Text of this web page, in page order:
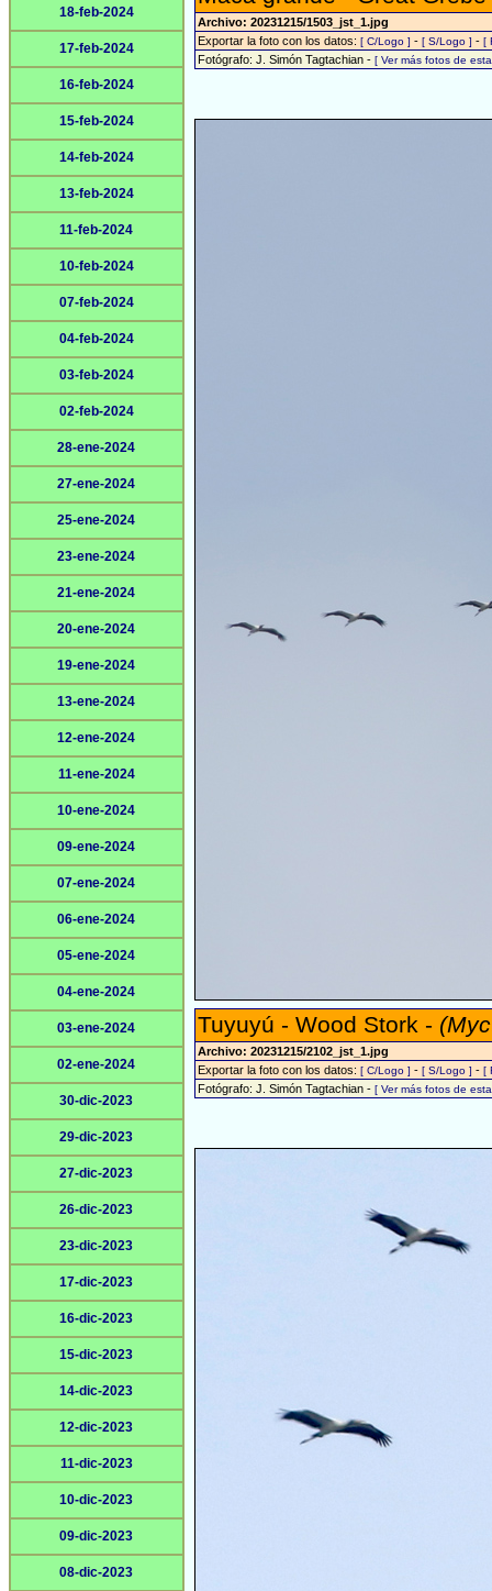
18-feb-2024
17-feb-2024
16-feb-2024
15-feb-2024
14-feb-2024
13-feb-2024
11-feb-2024
10-feb-2024
07-feb-2024
04-feb-2024
03-feb-2024
02-feb-2024
28-ene-2024
27-ene-2024
25-ene-2024
23-ene-2024
21-ene-2024
20-ene-2024
19-ene-2024
13-ene-2024
12-ene-2024
11-ene-2024
10-ene-2024
09-ene-2024
07-ene-2024
06-ene-2024
05-ene-2024
04-ene-2024
03-ene-2024
02-ene-2024
30-dic-2023
29-dic-2023
27-dic-2023
26-dic-2023
23-dic-2023
17-dic-2023
16-dic-2023
15-dic-2023
14-dic-2023
12-dic-2023
11-dic-2023
10-dic-2023
09-dic-2023
08-dic-2023
Archivo: 20231215/1503_jst_1.jpg
Exportar la foto con los datos: [ C/Logo ] - [ S/Logo ] - [
Fotógrafo: J. Simón Tagtachian - [ Ver más fotos de
Tuyuyú - Wood Stork -
Archivo: 20231215/2102_jst_1.jpg
Exportar la foto con los datos: [ C/Logo ] - [ S/Logo ] - [
Fotógrafo: J. Simón Tagtachian - [ Ver más fotos de